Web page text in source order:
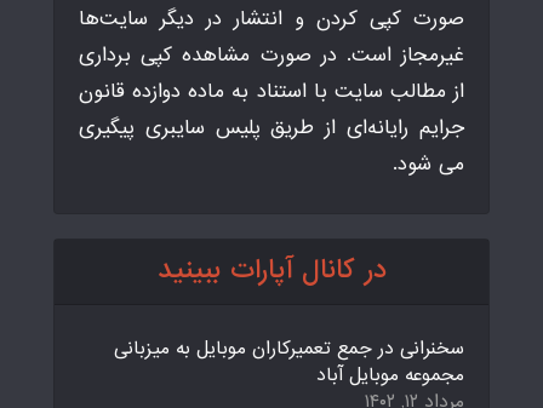
صورت کپی کردن و انتشار در دیگر سایت‌ها
غیرمجاز است. در صورت مشاهده کپی برداری
از مطالب سایت با استناد به ماده دوازده قانون
جرایم رایانه‌ای از طریق پلیس سایبری پیگیری
می شود.
در کانال آپارات ببینید
سخنرانی در جمع تعمیرکاران موبایل به میزبانی
مجموعه موبایل آباد